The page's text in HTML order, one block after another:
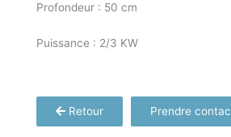
Profondeur : 50 cm
Puissance : 2/3 KW
Retour Prendre